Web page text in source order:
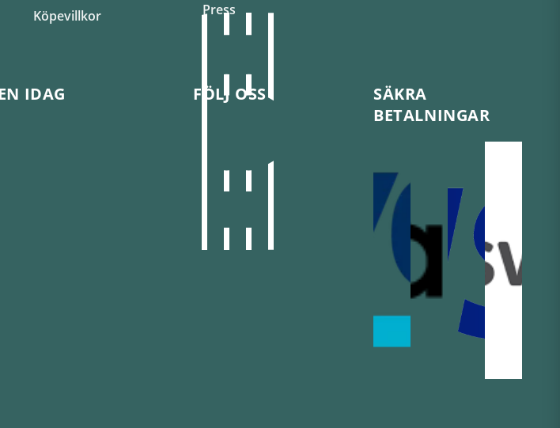
Köpevillkor
Press
IDAG FÖLJ OSS
SÄKRA
BETALNINGAR